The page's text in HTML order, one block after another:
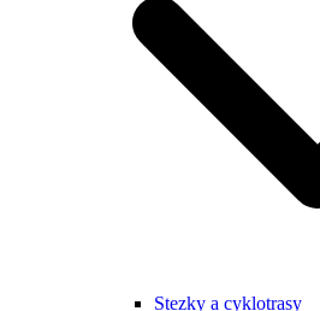
Stezky a cyklotrasy